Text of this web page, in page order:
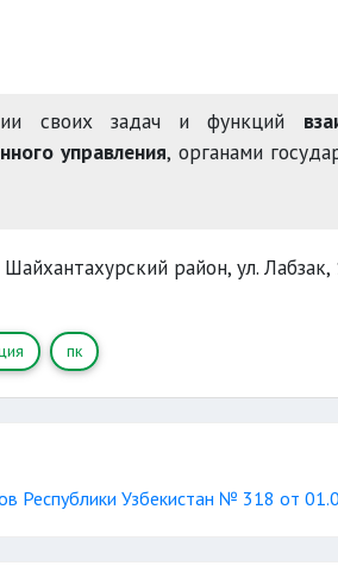
своих задач и функций
управления, органами
район, ул. Лабзак,
пк
Республики Узбекистан № 318 от